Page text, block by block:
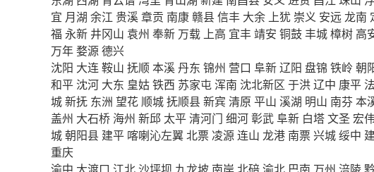
宜 月湖 余江 贵溪章贡 南康赣县信丰 大余 上犹 崇义 安远 龙南
福 永新 井冈山 袁州 奉新 万载 上高 宜丰靖安 铜鼓丰城樟树 高
万年婺源德兴
沈阳 大连鞍山 抚顺本溪丹东 锦州 营口 阜新辽阳 盘锦 铁岭 朝
和平 沈河 大东 皇姑铁西 苏家屯 浑南 沈北新区 于洪辽中 康平
城新抚 东洲 望花 顺城抚顺县新宾 清原 平山 溪湖 明山 南芬 本
盖州 大石桥 海州 新邱 太平清河门 细河彰武阜新 白塔文圣宏伟
城朝阳县 建平 喀喇沁左翼北票 凌源连山 龙港 南票兴城绥中
重庆
渝中 大渡口 江北沙坪坝 九龙坡 南岸北碚渝北 巴南 万州 涪陵